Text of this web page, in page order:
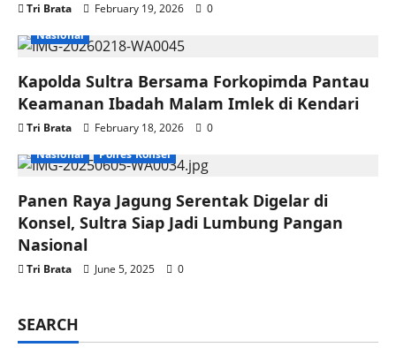
Tri Brata February 19, 2026
0
Nasional
Kapolda Sultra Bersama Forkopimda Pantau
Keamanan Ibadah Malam Imlek di Kendari
Tri Brata February 18, 2026
0
Nasional
Polres Konsel
Panen Raya Jagung Serentak Digelar di
Konsel, Sultra Siap Jadi Lumbung Pangan
Nasional
Tri Brata June 5, 2025 0
SEARCH